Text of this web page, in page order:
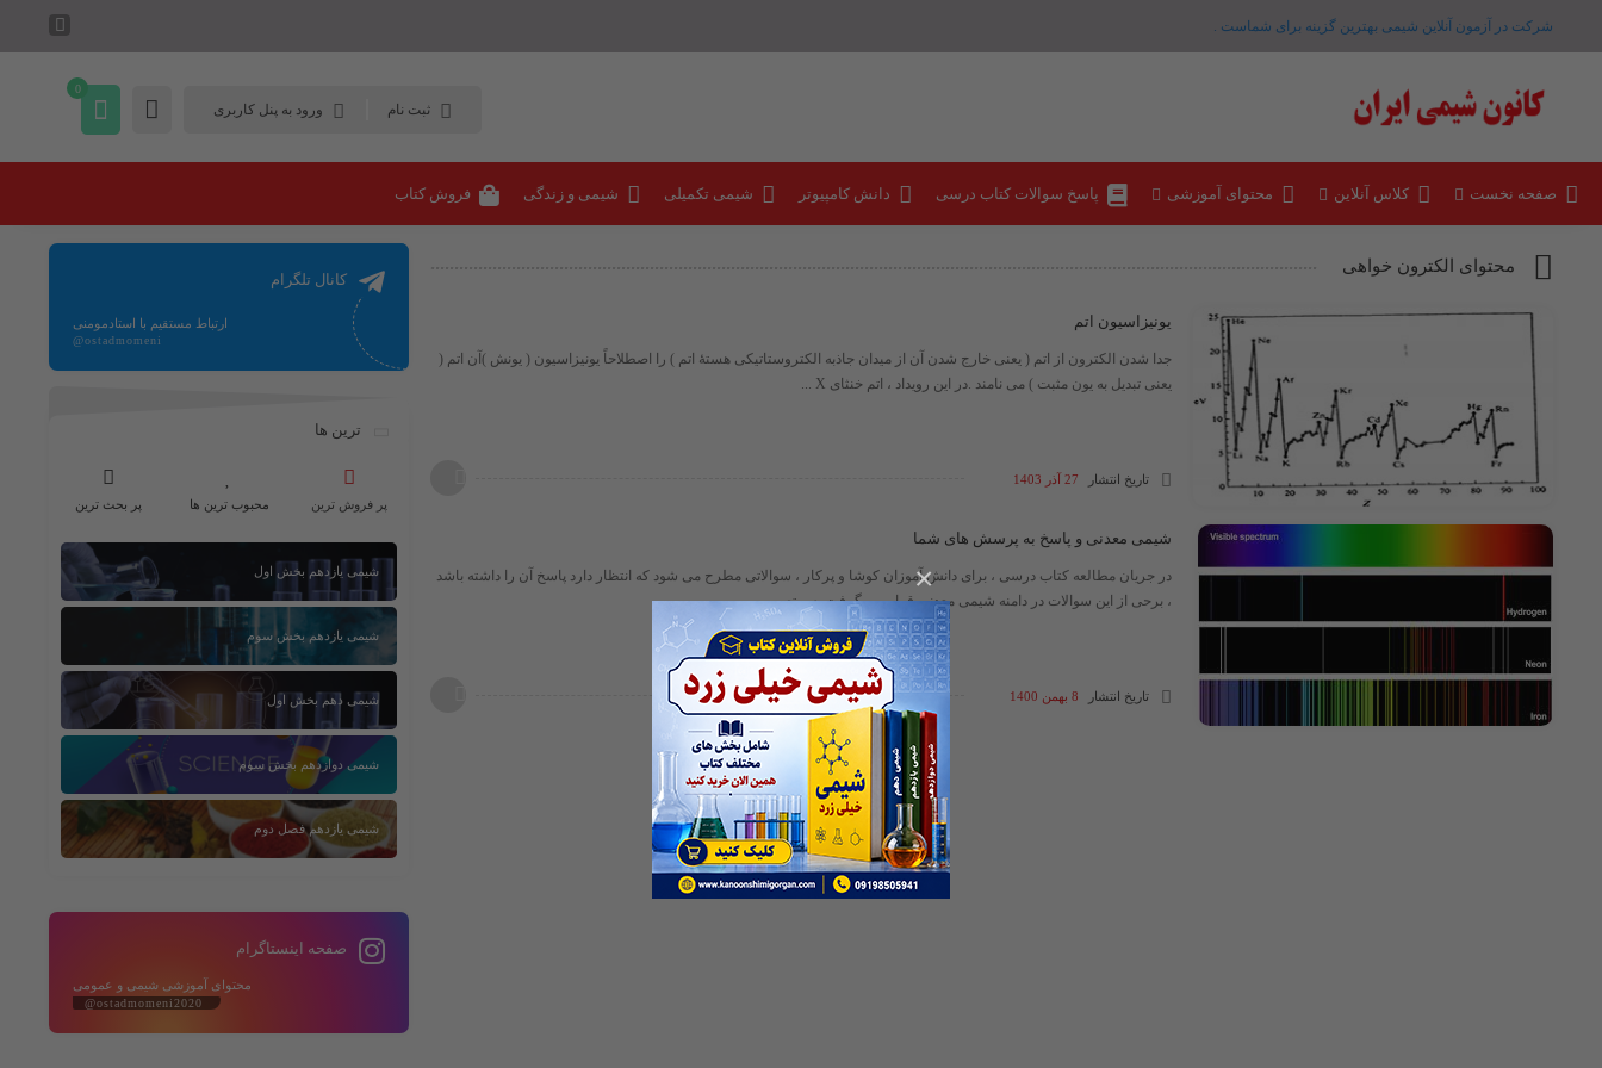
×
شرکت در آزمون آنلاین شیمی بهترین گزینه برای شماست .
ثبت نام ورود به پنل کاربری
0
صفحه نخست کلاس آنلاین محتوای آموزشی پاسخ سوالات کتاب درسی دانش کامپیوتر شیمی تکمیلی شیمی و زندگی فروش کتاب
محتوای الکترون خواهی
یونیزاسیون اتم
جدا شدن الکترون از اتم ( یعنی خارج شدن آن از میدان جاذبه الکتروستاتیکی هستۀ اتم ) را اصطلاحاً یونیزاسیون ( یونش )آن اتم (
یعنی تبدیل به یون مثبت ) می نامند .در این رویداد ، اتم خنثای X ...
تاریخ انتشار 27 آذر 1403
شیمی معدنی و پاسخ به پرسش های شما
در جریان مطالعه کتاب درسی ، برای دانش آموزان کوشا و پرکار ، سوالاتی مطرح می شود که انتظار دارد پاسخ آن را داشته باشد
، برحی از این سوالات در دامنه شیمی معدنی قرار می گرفت پس تصمیم بر ...
تاریخ انتشار 8 بهمن 1400
کانال تلگرام
ارتباط مستقیم با استادمومنی
@ostadmomeni
ترین ها
پر فروش ترین محبوب ترین ها پر بحث ترین
شیمی یازدهم بخش اول
شیمی یازدهم بخش سوم
شیمی دهم بخش اول
شیمی دوازدهم بخش سوم
شیمی یازدهم فصل دوم
صفحه اینستاگرام
محتوای آموزشی شیمی و عمومی
@ostadmomeni2020